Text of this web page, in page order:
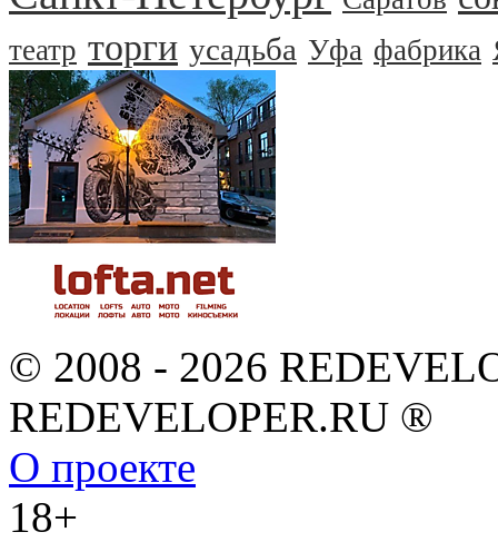
театр торги усадьба Уфа фабрика
© 2008 - 2026
REDEVELOPER.RU ®
О проекте
18+